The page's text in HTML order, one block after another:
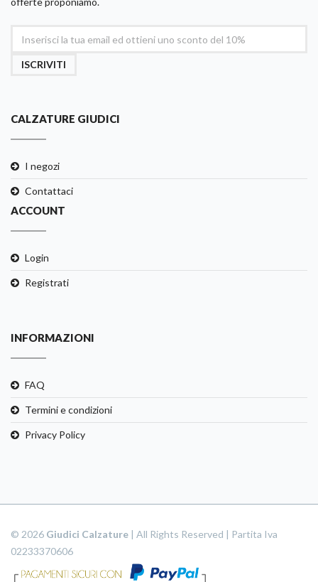
ISCRIVITI
CALZATURE GIUDICI
I negozi
Contattaci
ACCOUNT
Login
Registrati
INFORMAZIONI
FAQ
Termini e condizioni
Privacy Policy
© 2026 Giudici Calzature | All Rights Reserved | Partita Iva
02233370606